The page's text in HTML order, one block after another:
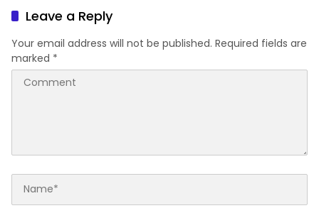
Leave a Reply
Your email address will not be published. Required fields are
marked *